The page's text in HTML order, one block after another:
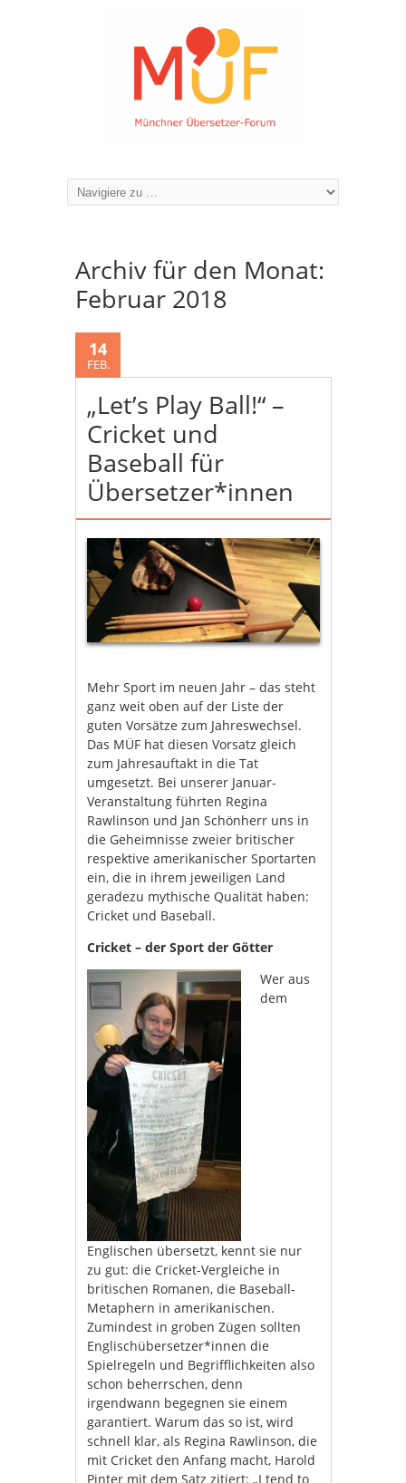
Archiv für den Monat:
Februar 2018
14
FEB.
„Let’s Play Ball!“ –
Cricket und
Baseball für
Übersetzer*innen
Mehr Sport im neuen Jahr – das steht
ganz weit oben auf der Liste der
guten Vorsätze zum Jahreswechsel.
Das MÜF hat diesen Vorsatz gleich
zum Jahresauftakt in die Tat
umgesetzt. Bei unserer Januar-
Veranstaltung führten Regina
Rawlinson und Jan Schönherr uns in
die Geheimnisse zweier britischer
respektive amerikanischer Sportarten
ein, die in ihrem jeweiligen Land
geradezu mythische Qualität haben:
Cricket und Baseball.
Cricket – der Sport der Götter
Wer aus
dem
Englischen übersetzt, kennt sie nur
zu gut: die Cricket-Vergleiche in
britischen Romanen, die Baseball-
Metaphern in amerikanischen.
Zumindest in groben Zügen sollten
Englischübersetzer*innen die
Spielregeln und Begrifflichkeiten also
schon beherrschen, denn
irgendwann begegnen sie einem
garantiert. Warum das so ist, wird
schnell klar, als Regina Rawlinson, die
mit Cricket den Anfang macht, Harold
Pinter mit dem Satz zitiert: „I tend to